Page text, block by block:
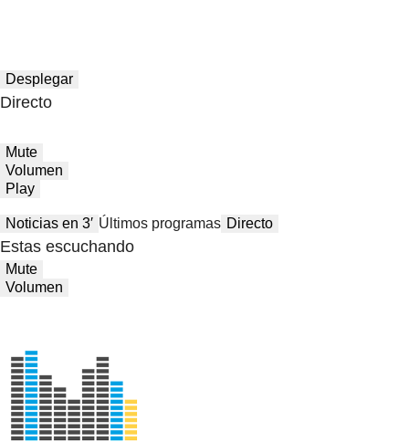
Desplegar
Directo
Mute
Volumen
Play
Noticias en 3′ Últimos programas Directo
Estas escuchando
Mute
Volumen